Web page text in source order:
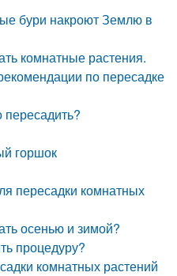
бури накроют Землю в
комнатные растения.
по пересадке
пересадить?
горшок
пересадки комнатных
осенью и зимой?
процедуру?
комнатных растений